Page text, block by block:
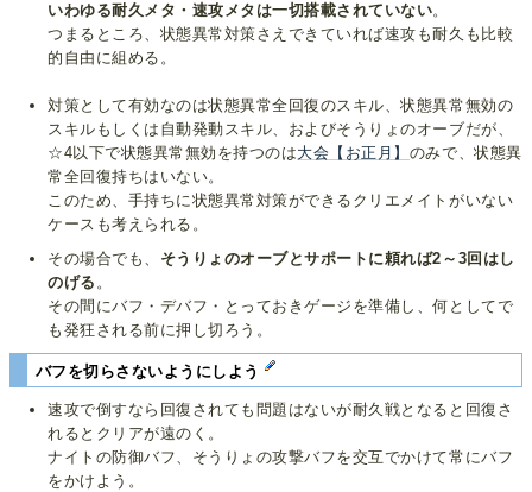
いわゆる耐久メタ・速攻メタは一切搭載されていない。
つまるところ、状態異常対策さえできていれば速攻も耐久も比較
的自由に組める。
対策として有効なのは状態異常全回復のスキル、状態異常無効の
スキルもしくは自動発動スキル、およびそうりょのオーブだが、
☆4以下で状態異常無効を持つのは大会【お正月】 のみで、状態異
常全回復持ちはいない。
このため、手持ちに状態異常対策ができるクリエメイトがいない
ケースも考えられる。
その場合でも、 そうりょのオーブとサポートに頼れば2～3回はし
のげる 。
その間にバフ・デバフ・とっておきゲージを準備し、何としてで
も発狂される前に押し切ろう。
バフを切らさないようにしよう
速攻で倒すなら回復されても問題はないが耐久戦となると回復さ
れるとクリアが遠のく。
ナイトの防御バフ、そうりょの攻撃バフを交互でかけて常にバフ
をかけよう。